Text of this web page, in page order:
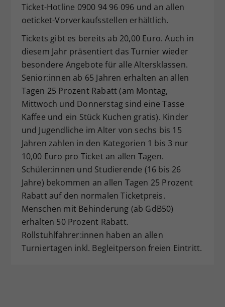
Ticket-Hotline 0900 94 96 096 und an allen
oeticket-Vorverkaufsstellen erhältlich.
Tickets gibt es bereits ab 20,00 Euro. Auch in
diesem Jahr präsentiert das Turnier wieder
besondere Angebote für alle Altersklassen.
Senior:innen ab 65 Jahren erhalten an allen
Tagen 25 Prozent Rabatt (am Montag,
Mittwoch und Donnerstag sind eine Tasse
Kaffee und ein Stück Kuchen gratis). Kinder
und Jugendliche im Alter von sechs bis 15
Jahren zahlen in den Kategorien 1 bis 3 nur
10,00 Euro pro Ticket an allen Tagen.
Schüler:innen und Studierende (16 bis 26
Jahre) bekommen an allen Tagen 25 Prozent
Rabatt auf den normalen Ticketpreis.
Menschen mit Behinderung (ab GdB50)
erhalten 50 Prozent Rabatt.
Rollstuhlfahrer:innen haben an allen
Turniertagen inkl. Begleitperson freien Eintritt.